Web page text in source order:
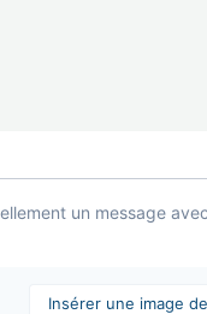
un message
Insérer une image